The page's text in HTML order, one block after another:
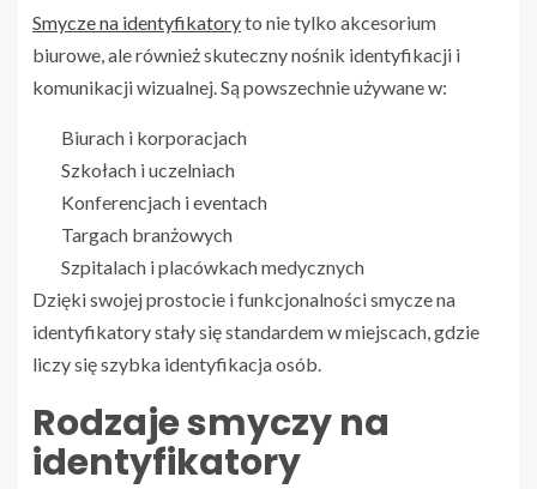
Smycze na identyfikatoryto nie tylko akcesorium
biurowe, ale również skuteczny nośnik identyfikacji i
komunikacji wizualnej. Są powszechnie używane w:
Biurach i korporacjach
Szkołach i uczelniach
Konferencjach i eventach
Targach branżowych
Szpitalach i placówkach medycznych
Dzięki swojej prostocie i funkcjonalności smycze na
identyfikatory stały się standardem w miejscach, gdzie
liczy się szybka identyfikacja osób.
Rodzaje smyczy na
identyfikatory